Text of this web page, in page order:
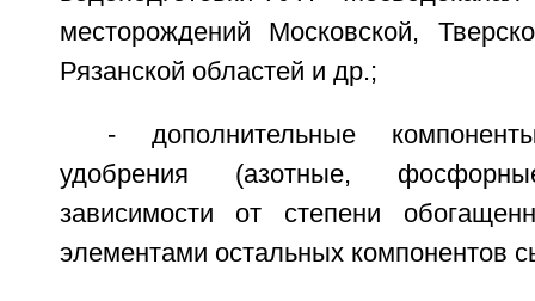
месторождений Московской,
Рязанской областей и др.;
- дополнительные
удобрения (азотные,
зависимости от степени
элементами остальных компонентов